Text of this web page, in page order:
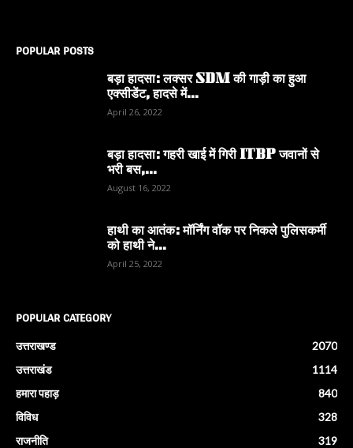
POPULAR POSTS
बड़ा हादसा: लक्सर SDM की गाड़ी का हुआ
एक्सीडेंट, हादसे में...
April 26, 2022
बड़ा हादसा: गहरी खाई में गिरी ITBP जवानों से
भरी बस,...
August 16, 2022
हाथी का आतंक: मॉर्निंग वॉक पर निकले पुलिसकर्मी
को हाथी ने...
April 25, 2022
POPULAR CATEGORY
उत्तराखण्ड
2070
उत्तराखंड
1114
हमारा पहाड़
840
विविध
328
राजनीति
319